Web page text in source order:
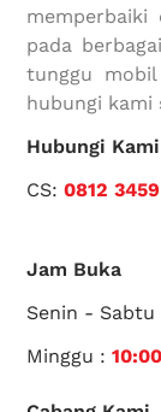
memperbaiki
pada
tunggu mobil
hubungi kami
Hubungi Kami
CS:0812
Jam Buka
Senin -
Minggu :